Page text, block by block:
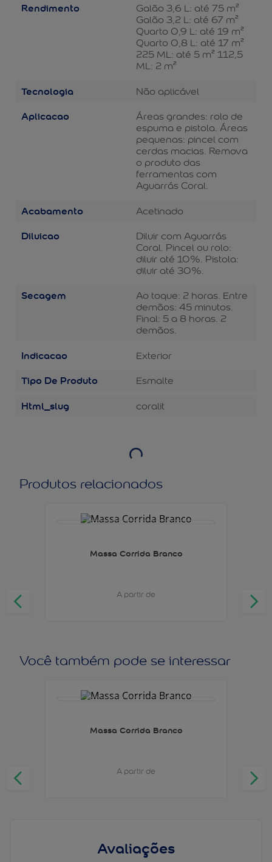
Rendimento
Galão 3,6 L: até 75 m²
Galão 3,2 L: até 67 m²
Quarto 0,9 L: até 19 m²
Quarto 0,8 L: até 17 m²
225 ML: até 5 m² 112,5
ML: 2 m²
Tecnologia Não aplicável
Aplicacao
Áreas grandes: rolo de
espuma e pistola. Áreas
pequenas: pincel com
cerdas macias. Remova
o produto das
ferramentas com
Aguarrás Coral.
Acabamento Acetinado
Diluicao
Diluir com Aguarrás
Coral. Pincel ou rolo:
diluir até 10%. Pistola:
diluir até 30%.
Secagem
Ao toque: 2 horas. Entre
demãos: 45 minutos.
Final: 5 a 8 horas. 2
demãos.
Indicacao Exterior
Tipo De Produto Esmalte
Html_slug coralit
Produtos relacionados
Massa Corrida Branco
A partir de
Você também pode se interessar
Massa Corrida Branco
A partir de
Avaliações